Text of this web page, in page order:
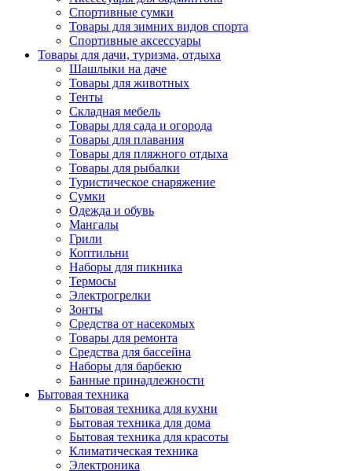
Спортивные сумки
Товары для зимних видов спорта
Спортивные аксессуары
Товары для дачи, туризма, отдыха
Шашлыки на даче
Товары для животных
Тенты
Складная мебель
Товары для сада и огорода
Товары для плавания
Товары для пляжного отдыха
Товары для рыбалки
Туристическое снаряжение
Сумки
Одежда и обувь
Мангалы
Грили
Коптильни
Наборы для пикника
Термосы
Электрогрелки
Зонты
Средства от насекомых
Товары для ремонта
Средства для бассейна
Наборы для барбекю
Банные принадлежности
Бытовая техника
Бытовая техника для кухни
Бытовая техника для дома
Бытовая техника для красоты
Климатическая техника
Электроника